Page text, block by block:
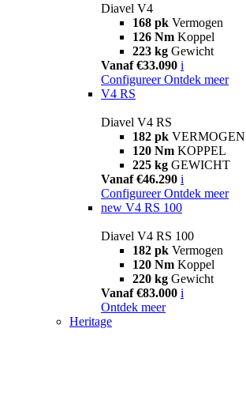
Diavel V4
168 pk Vermogen
126 Nm Koppel
223 kg Gewicht
Vanaf €33.090 i
Configureer Ontdek meer
V4 RS
Diavel V4 RS
182 pk VERMOGEN
120 Nm KOPPEL
225 kg GEWICHT
Vanaf €46.290 i
Configureer Ontdek meer
new V4 RS 100
Diavel V4 RS 100
182 pk Vermogen
120 Nm Koppel
220 kg Gewicht
Vanaf €83.000 i
Ontdek meer
Heritage